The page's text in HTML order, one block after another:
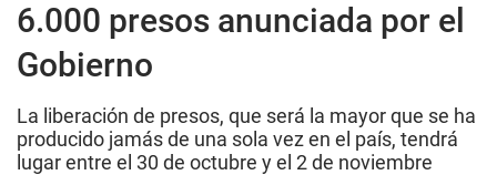
6.000 presos anunciada por el
Gobierno
La liberación de presos, que será la mayor que se ha
producido jamás de una sola vez en el país, tendrá
lugar entre el 30 de octubre y el 2 de noviembre